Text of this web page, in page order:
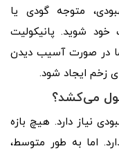
متوجه گودی یا
شوید. پانیکولیت
در صورت آسیب دیدن
زخم ایجاد شود.
می‌کشد؟
نیاز دارد. هیچ بازه
اما به طور متوسط،